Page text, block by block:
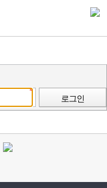
로그인